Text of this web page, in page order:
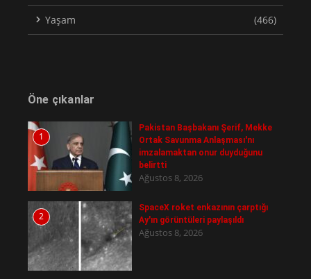
Yaşam (466)
Öne çıkanlar
1
Pakistan Başbakanı Şerif, Mekke
Ortak Savunma Anlaşması'nı
imzalamaktan onur duyduğunu
belirtti
Ağustos 8, 2026
2
SpaceX roket enkazının çarptığı
Ay'ın görüntüleri paylaşıldı
Ağustos 8, 2026